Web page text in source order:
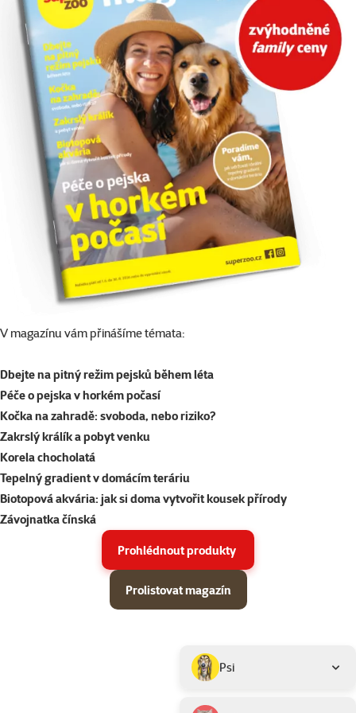
V magazínu vám přinášíme témata:
Dbejte na pitný režim pejsků během léta
Péče o pejska v horkém počasí
Kočka na zahradě: svoboda, nebo riziko?
Zakrslý králík a pobyt venku
Korela chocholatá
Tepelný gradient v domácím teráriu
Biotopová akvária: jak si doma vytvořit kousek přírody
Závojnatka čínská
Prohlédnout produkty
Prolistovat magazín
Podkategorie
Psi